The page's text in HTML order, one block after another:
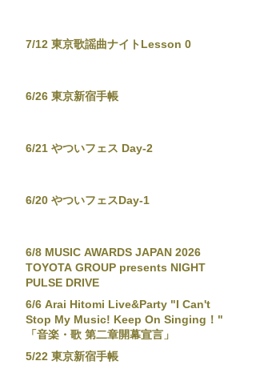
7/12 東京歌謡曲ナイトLesson 0
6/26 東京新宿手帳
6/21 やついフェス Day-2
6/20 やついフェスDay-1
6/8 MUSIC AWARDS JAPAN 2026
TOYOTA GROUP presents NIGHT
PULSE DRIVE
6/6 Arai Hitomi Live&Party "I Can't
Stop My Music! Keep On Singing！"
「音楽・歌 第二章開幕宣言」
5/22 東京新宿手帳